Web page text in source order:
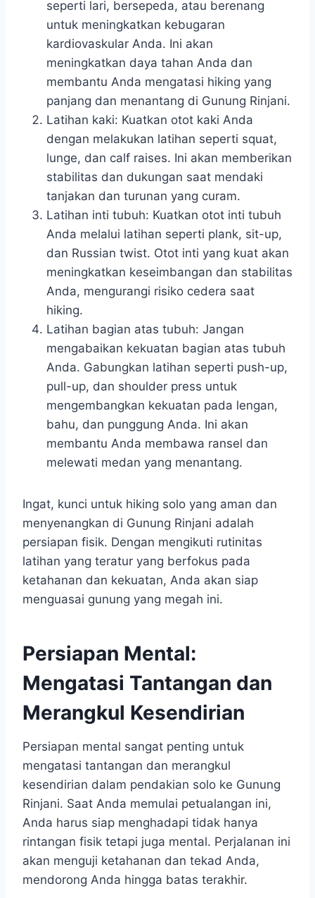
seperti lari, bersepeda, atau berenang
untuk meningkatkan kebugaran
kardiovaskular Anda. Ini akan
meningkatkan daya tahan Anda dan
membantu Anda mengatasi hiking yang
panjang dan menantang di Gunung Rinjani.
Latihan kaki: Kuatkan otot kaki Anda
dengan melakukan latihan seperti squat,
lunge, dan calf raises. Ini akan memberikan
stabilitas dan dukungan saat mendaki
tanjakan dan turunan yang curam.
Latihan inti tubuh: Kuatkan otot inti tubuh
Anda melalui latihan seperti plank, sit-up,
dan Russian twist. Otot inti yang kuat akan
meningkatkan keseimbangan dan stabilitas
Anda, mengurangi risiko cedera saat
hiking.
Latihan bagian atas tubuh: Jangan
mengabaikan kekuatan bagian atas tubuh
Anda. Gabungkan latihan seperti push-up,
pull-up, dan shoulder press untuk
mengembangkan kekuatan pada lengan,
bahu, dan punggung Anda. Ini akan
membantu Anda membawa ransel dan
melewati medan yang menantang.
Ingat, kunci untuk hiking solo yang aman dan
menyenangkan di Gunung Rinjani adalah
persiapan fisik. Dengan mengikuti rutinitas
latihan yang teratur yang berfokus pada
ketahanan dan kekuatan, Anda akan siap
menguasai gunung yang megah ini.
Persiapan Mental:
Mengatasi Tantangan dan
Merangkul Kesendirian
Persiapan mental sangat penting untuk
mengatasi tantangan dan merangkul
kesendirian dalam pendakian solo ke Gunung
Rinjani. Saat Anda memulai petualangan ini,
Anda harus siap menghadapi tidak hanya
rintangan fisik tetapi juga mental. Perjalanan ini
akan menguji ketahanan dan tekad Anda,
mendorong Anda hingga batas terakhir.